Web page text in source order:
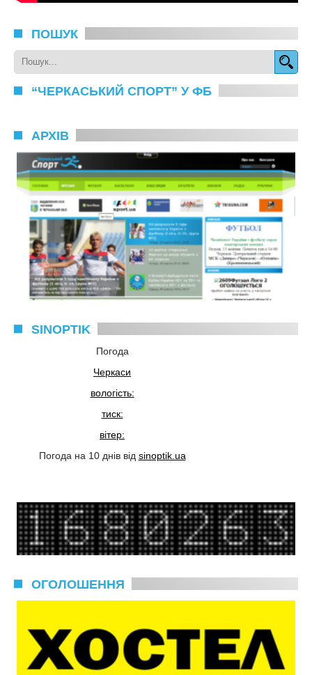
ПОШУК
“ЧЕРКАСЬКИЙ СПОРТ” У ФБ
АРХІВ
SINOPTIK
Погода
Черкаси
вологість:
тиск:
вітер:
Погода на 10 днів від sinoptik.ua
ОГОЛОШЕННЯ